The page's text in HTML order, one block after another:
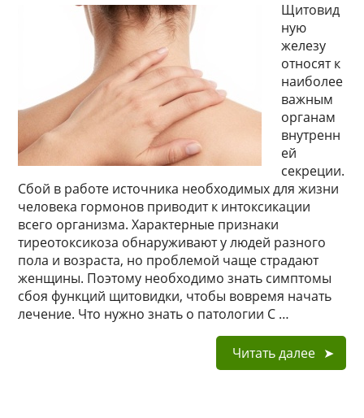
Щитовид
ную
железу
относят к
наиболее
важным
органам
внутренн
ей
секреции.
Сбой в работе источника необходимых для жизни
человека гормонов приводит к интоксикации
всего организма. Характерные признаки
тиреотоксикоза обнаруживают у людей разного
пола и возраста, но проблемой чаще страдают
женщины. Поэтому необходимо знать симптомы
сбоя функций щитовидки, чтобы вовремя начать
лечение. Что нужно знать о патологии С …
Читать далее